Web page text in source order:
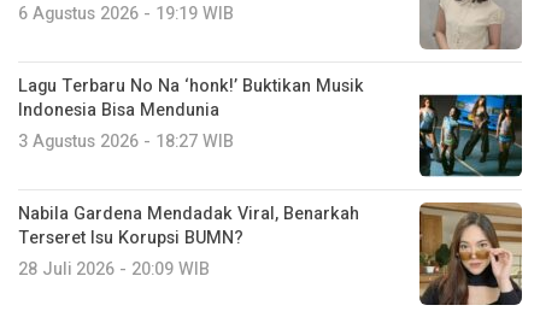
6 Agustus 2026 - 19:19 WIB
Lagu Terbaru No Na ‘honk!’ Buktikan Musik
Indonesia Bisa Mendunia
3 Agustus 2026 - 18:27 WIB
Nabila Gardena Mendadak Viral, Benarkah
Terseret Isu Korupsi BUMN?
28 Juli 2026 - 20:09 WIB